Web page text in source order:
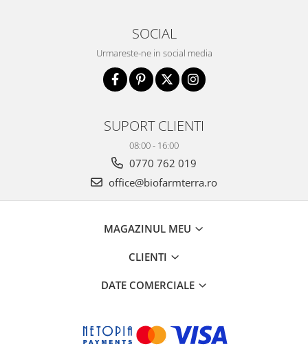
SOCIAL
Urmareste-ne in social media
SUPORT CLIENTI
08:00 - 16:00
0770 762 019
office@biofarmterra.ro
MAGAZINUL MEU
CLIENTI
DATE COMERCIALE